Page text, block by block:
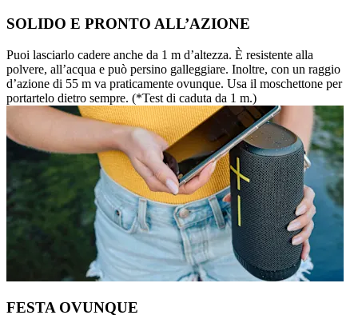
SOLIDO E PRONTO ALL’AZIONE
Puoi lasciarlo cadere anche da 1 m d’altezza. È resistente alla
polvere, all’acqua e può persino galleggiare. Inoltre, con un raggio
d’azione di 55 m va praticamente ovunque. Usa il moschettone per
portartelo dietro sempre. (*Test di caduta da 1 m.)
FESTA OVUNQUE